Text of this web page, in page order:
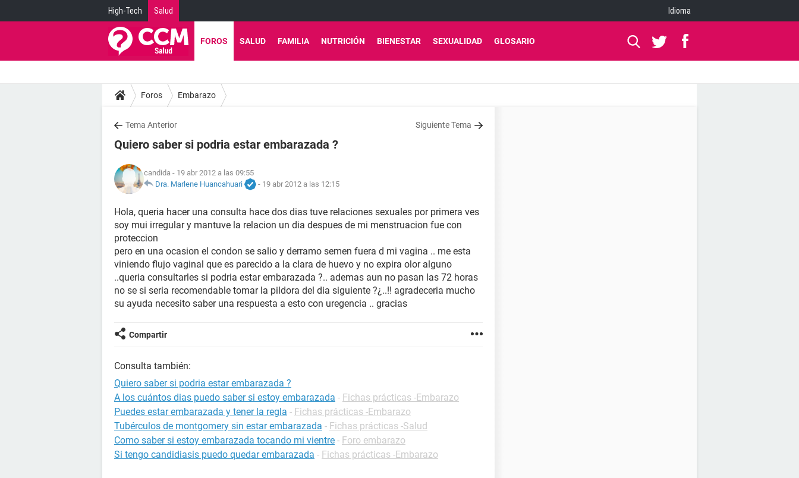
High-Tech Salud Idioma
FOROS SALUD FAMILIA NUTRICIÓN BIENESTAR SEXUALIDAD GLOSARIO
Foros Embarazo
Tema Anterior Siguiente Tema
Quiero saber si podria estar embarazada ?
candida - 19 abr 2012 a las 09:55
Dra. Marlene Huancahuari
- 19 abr 2012 a las 12:15
Hola, queria hacer una consulta hace dos dias tuve relaciones sexuales por primera ves
soy mui irregular y mantuve la relacion un dia despues de mi menstruacion fue con
proteccion
pero en una ocasion el condon se salio y derramo semen fuera d mi vagina .. me esta
viniendo flujo vaginal que es parecido a la clara de huevo y no expira olor alguno
..queria consultarles si podria estar embarazada ?.. ademas aun no pasan las 72 horas
no se si seria recomendable tomar la pildora del dia siguiente ?¿..!! agradeceria mucho
su ayuda necesito saber una respuesta a esto con uregencia .. gracias
Compartir
Consulta también:
Quiero saber si podria estar embarazada ?
A los cuántos dias puedo saber si estoy embarazada - Fichas prácticas -Embarazo
Puedes estar embarazada y tener la regla - Fichas prácticas -Embarazo
Tubérculos de montgomery sin estar embarazada - Fichas prácticas -Salud
Como saber si estoy embarazada tocando mi vientre - Foro embarazo
Si tengo candidiasis puedo quedar embarazada - Fichas prácticas -Embarazo